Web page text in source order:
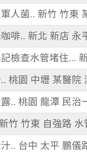
人菌.. 新竹 竹東
啡.. 新北 新店 永
檢查水管堵住...
桃園 中壢 某醫院
.. 桃園 龍潭 民治
竹 竹東 自強路 水
.. 台中 太平 鵬儀